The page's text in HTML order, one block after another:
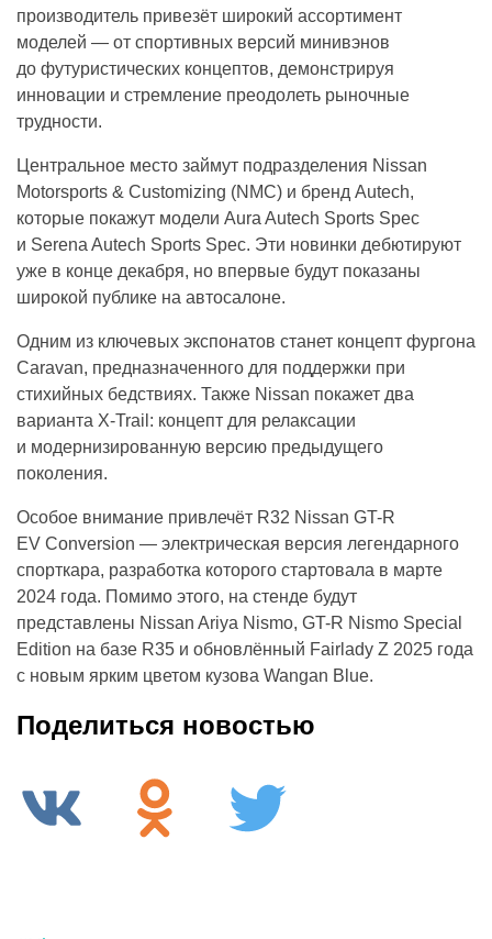
производитель привезёт широкий ассортимент
моделей — от спортивных версий минивэнов
до футуристических концептов, демонстрируя
инновации и стремление преодолеть рыночные
трудности.
Центральное место займут подразделения Nissan
Motorsports & Customizing (NMC) и бренд Autech,
которые покажут модели Aura Autech Sports Spec
и Serena Autech Sports Spec. Эти новинки дебютируют
уже в конце декабря, но впервые будут показаны
широкой публике на автосалоне.
Одним из ключевых экспонатов станет концепт фургона
Caravan, предназначенного для поддержки при
стихийных бедствиях. Также Nissan покажет два
варианта X-Trail: концепт для релаксации
и модернизированную версию предыдущего
поколения.
Особое внимание привлечёт R32 Nissan GT-R
EV Conversion — электрическая версия легендарного
спорткара, разработка которого стартовала в марте
2024 года. Помимо этого, на стенде будут
представлены Nissan Ariya Nismo, GT-R Nismo Special
Edition на базе R35 и обновлённый Fairlady Z 2025 года
с новым ярким цветом кузова Wangan Blue.
Поделиться новостью